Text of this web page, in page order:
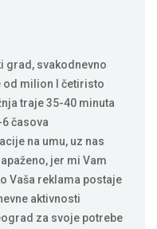
grad, svakodnevno
milion I četiristo
traje 35-40 minuta
časova
na umu, uz nas
jer mi Vam
Vaša reklama postaje
aktivnosti
za svoje potrebe